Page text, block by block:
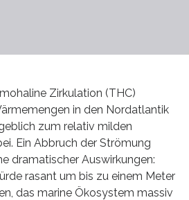
Zirkulation (THC)
in den Nordatlantik
zum relativ milden
Ein Abbruch der Strömung
dramatischer Auswirkungen:
rasant um bis zu einem Meter
das marine Ökosystem massiv